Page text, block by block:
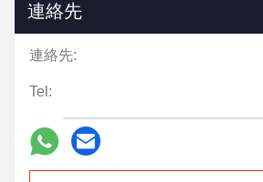
連絡先
連絡先:
Tel: